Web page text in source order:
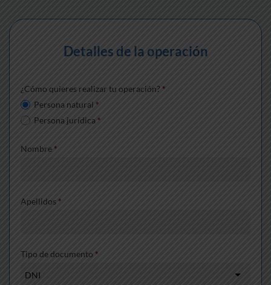
Detalles de la operación
¿Cómo quieres realizar tu operación? *
Persona natural *
Persona jurídica *
Nombre*
Apellidos*
Tipo de documento *